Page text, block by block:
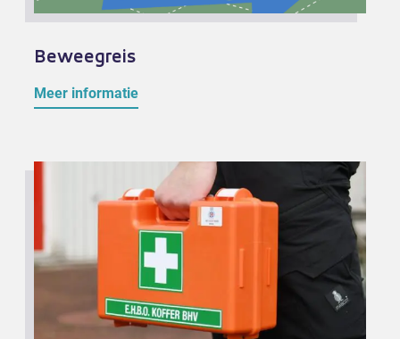
Beweegreis
Meer informatie